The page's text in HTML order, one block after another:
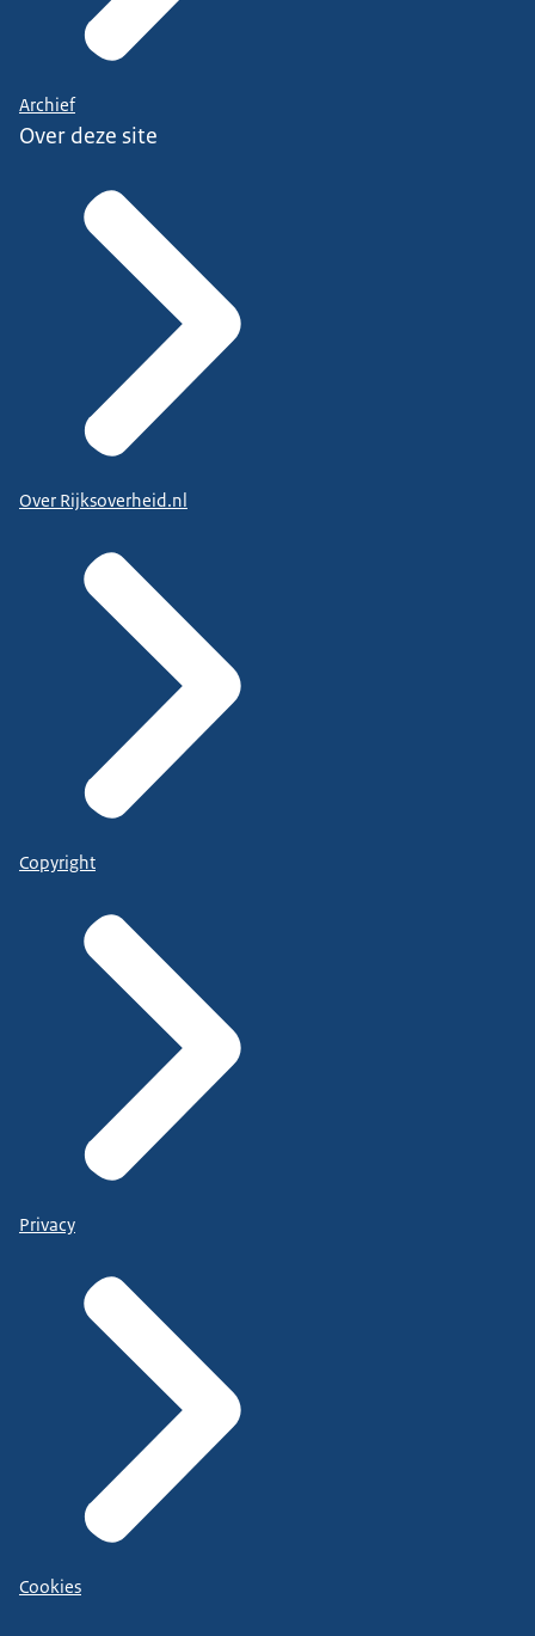
Archief
Over deze site
Over Rijksoverheid.nl
Copyright
Privacy
Cookies